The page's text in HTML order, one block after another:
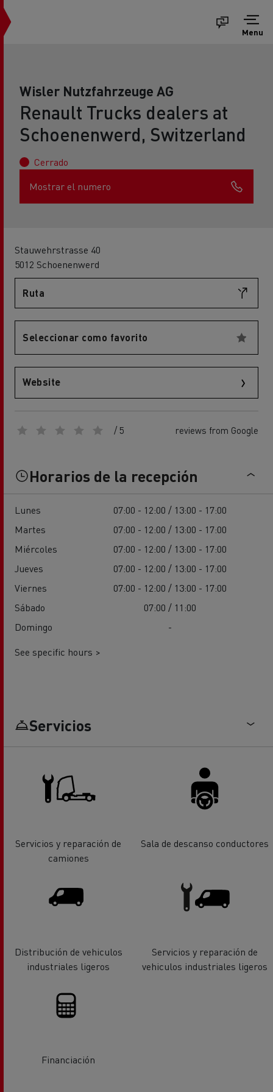
Menu
Wisler Nutzfahrzeuge AG
Renault Trucks dealers at
Schoenenwerd, Switzerland
Cerrado
Mostrar el numero
Stauwehrstrasse 40
5012 Schoenenwerd
Ruta
Seleccionar como favorito
Website
/ 5 reviews from Google
Horarios de la recepción
Lunes
07:00 - 12:00 / 13:00 - 17:00
Martes
07:00 - 12:00 / 13:00 - 17:00
Miércoles
07:00 - 12:00 / 13:00 - 17:00
Jueves
07:00 - 12:00 / 13:00 - 17:00
Viernes
07:00 - 12:00 / 13:00 - 17:00
Sábado
07:00 / 11:00
Domingo
-
See specific hours >
Servicios
Servicios y reparación de
camiones
Sala de descanso conductores
Distribución de vehiculos
industriales ligeros
Servicios y reparación de
vehiculos industriales ligeros
Financiación